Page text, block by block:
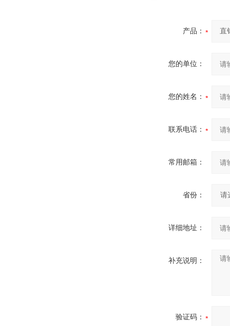
产品：
您的单位：
您的姓名：
联系电话：
常用邮箱：
省份：
详细地址：
补充说明：
验证码：